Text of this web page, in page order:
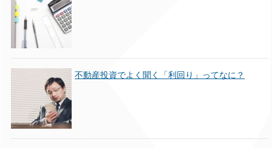
不動産投資でよく聞く「利回り」ってなに？